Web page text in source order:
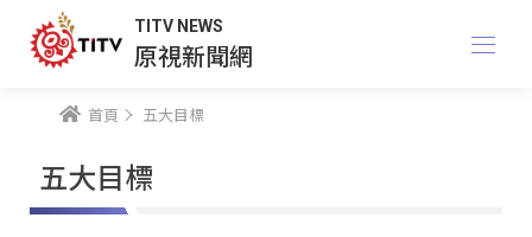
TITV NEWS
原視新聞網
首頁 五大目標
五大目標